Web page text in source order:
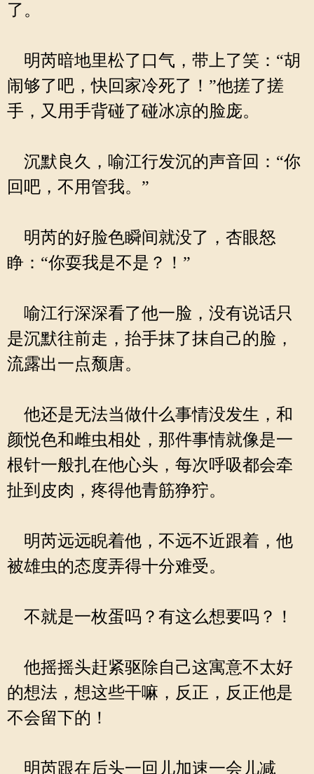
了。
明芮暗地里松了口气，带上了笑：“胡
闹够了吧，快回家冷死了！”他搓了搓
手，又用手背碰了碰冰凉的脸庞。
沉默良久，喻江行发沉的声音回：“你
回吧，不用管我。”
明芮的好脸色瞬间就没了，杏眼怒
睁：“你耍我是不是？！”
喻江行深深看了他一脸，没有说话只
是沉默往前走，抬手抹了抹自己的脸，
流露出一点颓唐。
他还是无法当做什么事情没发生，和
颜悦色和雌虫相处，那件事情就像是一
根针一般扎在他心头，每次呼吸都会牵
扯到皮肉，疼得他青筋狰狞。
明芮远远睨着他，不远不近跟着，他
被雄虫的态度弄得十分难受。
不就是一枚蛋吗？有这么想要吗？！
他摇摇头赶紧驱除自己这寓意不太好
的想法，想这些干嘛，反正，反正他是
不会留下的！
明芮跟在后头一回儿加速一会儿减